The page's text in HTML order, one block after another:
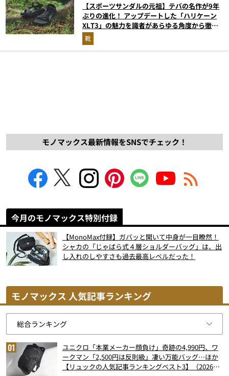
【スポーツサンダルの元祖】テバの名作が9年
ぶりの進化！ アップデートした「ハリケーン
XLT3」の魅力を識者があらゆる角度から徹底
解説！
靴
モノマックス最新情報をSNSでチェック！
今月のモノマックス特別付録
【MonoMax付録】ガバッと開いて中身が一目瞭然！
シャカの「じゃばら式４層ショルダーバッグ」は、出
し入れのしやすさも過去最高レベルだった！
モノマックス 人気記事ランキング
ユニクロ「本業メーカー顔負け」奇跡の4,990円、ワ
ークマン「2,500円は反則級」凄い万能バッグ…ほか
【リュックの人気記事ランキングベスト3】（2026年